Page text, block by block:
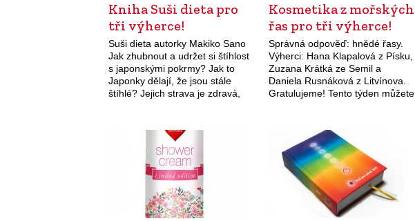
Kniha Suši dieta pro
tři výherce!
Suši dieta autorky Makiko Sano
Jak zhubnout a udržet si štíhlost
s japonskými pokrmy? Jak to
Japonky dělají, že jsou stále
štíhlé? Jejich strava je zdravá,
Kosmetika z mořských
řas pro tři výherce!
Správná odpověď: hnědé řasy.
Výherci: Hana Klapalová z Písku,
Zuzana Krátká ze Semil a
Daniela Rusnáková z Litvínova.
Gratulujeme! Tento týden můžete
Hydratační krém s…